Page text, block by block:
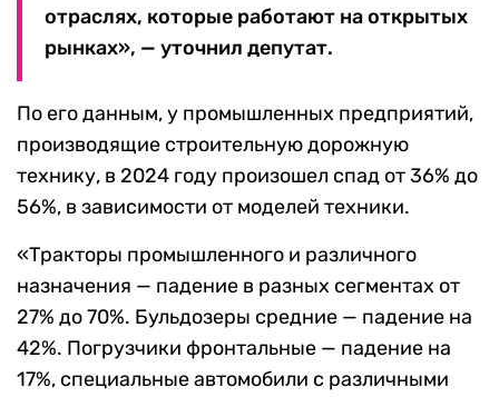
отраслях, которые работают на открытых
рынках», — уточнил депутат.
По его данным, у промышленных предприятий,
производящие строительную дорожную
технику, в 2024 году произошел спад от 36% до
56%, в зависимости от моделей техники.
«Тракторы промышленного и различного
назначения — падение в разных сегментах от
27% до 70%. Бульдозеры средние — падение на
42%. Погрузчики фронтальные — падение на
17%, специальные автомобили с различными